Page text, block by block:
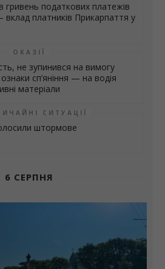
гривень податкових платежів
вклад платників Прикарпаття у
ОКАЗІЇ
не зупинився на вимогу
сп’яніння — на водія
матеріали
СИТУАЦІЇ
штормове
6 СЕРПНЯ